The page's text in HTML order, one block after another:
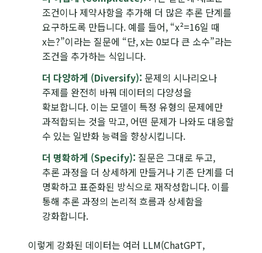
조건이나 제약사항을 추가해 더 많은 추론 단계를
요구하도록 만듭니다. 예를 들어, “x²=16일 때
x는?”이라는 질문에 “단, x는 0보다 큰 소수”라는
조건을 추가하는 식입니다.
더 다양하게 (Diversify): 문제의 시나리오나
주제를 완전히 바꿔 데이터의 다양성을
확보합니다. 이는 모델이 특정 유형의 문제에만
과적합되는 것을 막고, 어떤 문제가 나와도 대응할
수 있는 일반화 능력을 향상시킵니다.
더 명확하게 (Specify): 질문은 그대로 두고,
추론 과정을 더 상세하게 만들거나 기존 단계를 더
명확하고 표준화된 방식으로 재작성합니다. 이를
통해 추론 과정의 논리적 흐름과 상세함을
강화합니다.
이렇게 강화된 데이터는 여러 LLM(ChatGPT,